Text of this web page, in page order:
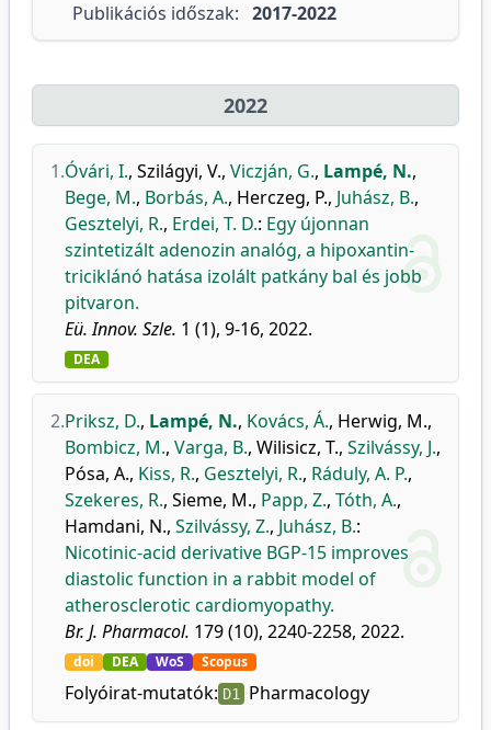
Publikációs időszak: 2017-2022
2022
1.Óvári, I., Szilágyi, V., Viczján, G., Lampé, N.,
Bege, M., Borbás, A., Herczeg, P., Juhász, B.,
Gesztelyi, R., Erdei, T. D.: Egy újonnan
szintetizált adenozin analóg, a hipoxantin-
triciklánó hatása izolált patkány bal és jobb
pitvaron.
Eü. Innov. Szle. 1 (1), 9-16, 2022.
DEA
2.Priksz, D., Lampé, N., Kovács, Á., Herwig, M.,
Bombicz, M., Varga, B., Wilisicz, T., Szilvássy, J.,
Pósa, A., Kiss, R., Gesztelyi, R., Ráduly, A. P.,
Szekeres, R., Sieme, M., Papp, Z., Tóth, A.,
Hamdani, N., Szilvássy, Z., Juhász, B.:
Nicotinic-acid derivative BGP-15 improves
diastolic function in a rabbit model of
atherosclerotic cardiomyopathy.
Br. J. Pharmacol. 179 (10), 2240-2258, 2022.
doi DEA WoS Scopus
Folyóirat-mutatók: D1 Pharmacology